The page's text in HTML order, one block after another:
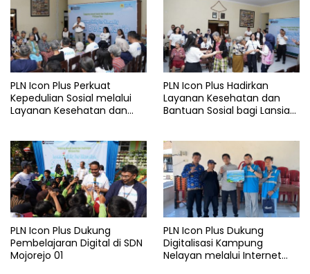
PLN Icon Plus Perkuat
Kepedulian Sosial melalui
Layanan Kesehatan dan
PLN Icon Plus Hadirkan
Layanan Kesehatan dan
Bantuan Sosial bagi Lansia
PLN Icon Plus Dukung
Pembelajaran Digital di SDN
Mojorejo 01
PLN Icon Plus Dukung
Digitalisasi Kampung
Nelayan melalui Internet